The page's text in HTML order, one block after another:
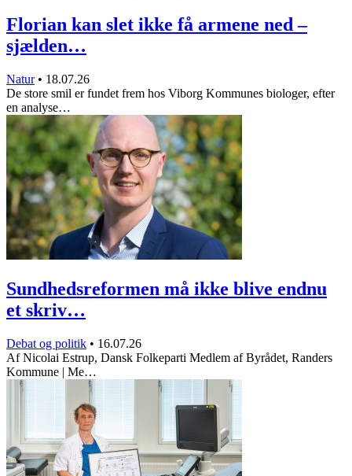
Florian kan slet ikke få armene ned –
sjælden…
Natur • 18.07.26
De store smil er fundet frem hos Viborg Kommunes biologer, efter
en analyse…
Sundhedsreformen må ikke blive endnu
et skriv…
Debat og politik • 16.07.26
Af Nicolai Estrup, Dansk Folkeparti Medlem af Byrådet, Randers
Kommune | Me…